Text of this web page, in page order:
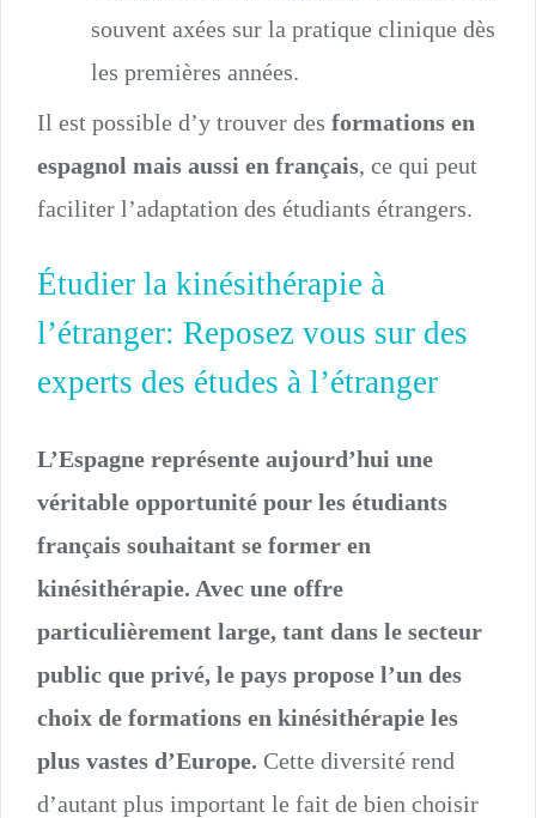
souvent axées sur la pratique clinique dès
les premières années.
Il est possible d’y trouver des formations en
espagnol mais aussi en français, ce qui peut
faciliter l’adaptation des étudiants étrangers.
Étudier la kinésithérapie à
l’étranger: Reposez vous sur des
experts des études à l’étranger
L’Espagne représente aujourd’hui une
véritable opportunité pour les étudiants
français souhaitant se former en
kinésithérapie. Avec une offre
particulièrement large, tant dans le secteur
public que privé, le pays propose l’un des
choix de formations en kinésithérapie les
plus vastes d’Europe. Cette diversité rend
d’autant plus important le fait de bien choisir